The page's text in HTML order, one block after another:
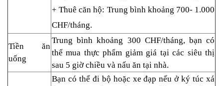
+ Thuê căn hộ: Trung bình khoảng 700- 1.000
CHF/tháng.
Tiền ăn
uống
Trung bình khoảng 300 CHF/tháng, bạn có
thể mua thực phẩm giảm giá tại các siêu thị
sau 5 giờ chiều và nấu ăn tại nhà.
Bạn có thể đi bộ hoặc xe đạp nếu ở ký túc xá